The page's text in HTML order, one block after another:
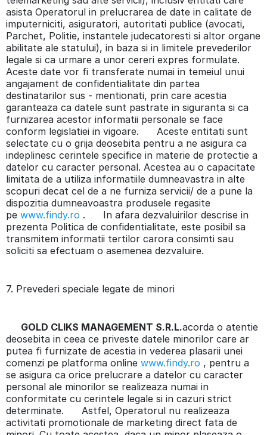
asista Operatorul in prelucrarea de date in calitate de
imputerniciti, asiguratori, autoritati publice (avocati,
Parchet, Politie, instantele judecatoresti si altor organe
abilitate ale statului), in baza si in limitele prevederilor
legale si ca urmare a unor cereri expres formulate.
Aceste date vor fi transferate numai in temeiul unui
angajament de confidentialitate din partea
destinatarilor sus - mentionati, prin care acestia
garanteaza ca datele sunt pastrate in siguranta si ca
furnizarea acestor informatii personale se face
conform legislatiei in vigoare. Aceste entitati sunt
selectate cu o grija deosebita pentru a ne asigura ca
indeplinesc cerintele specifice in materie de protectie a
datelor cu caracter personal. Acestea au o capacitate
limitata de a utiliza informatiile dumneavastra in alte
scopuri decat cel de a ne furniza servicii/ de a pune la
dispozitia dumneavoastra produsele regasite
pe www.findy.ro . In afara dezvaluirilor descrise in
prezenta Politica de confidentialitate, este posibil sa
transmitem informatii tertilor carora consimti sau
soliciti sa efectuam o asemenea dezvaluire.
7. Prevederi speciale legate de minori
GOLD CLIKS MANAGEMENT S.R.L.acorda o atentie
deosebita in ceea ce priveste datele minorilor care ar
putea fi furnizate de acestia in vederea plasarii unei
comenzi pe platforma online www.findy.ro , pentru a
se asigura ca orice prelucrare a datelor cu caracter
personal ale minorilor se realizeaza numai in
conformitate cu cerintele legale si in cazuri strict
determinate. Astfel, Operatorul nu realizeaza
activitati promotionale de marketing direct fata de